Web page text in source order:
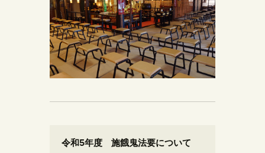
令和5年度 施餓鬼法要について